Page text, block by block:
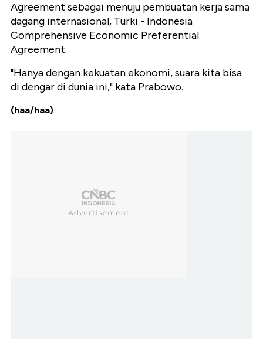
Agreement sebagai menuju pembuatan kerja sama
dagang internasional, Turki - Indonesia
Comprehensive Economic Preferential
Agreement.
"Hanya dengan kekuatan ekonomi, suara kita bisa
di dengar di dunia ini," kata Prabowo.
(haa/haa)